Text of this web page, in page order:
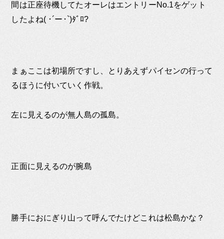
間は正座待機してたオーレはエントリーNo.1をゲット
したよね( ･´ー･`)ﾀﾞﾛ?
まぁここは初場所ですし、とりあえずパイセンの行って
るほうに付いていく作戦。
左に見えるのが無人島の孤島。
正面に見えるのが腕島
勝手におにぎり山って呼んでたけどこれは松島かな？